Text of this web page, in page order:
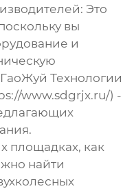
Это
вы
и
Технологии
www.sdgrjx.ru/) -
площадках, как
найти